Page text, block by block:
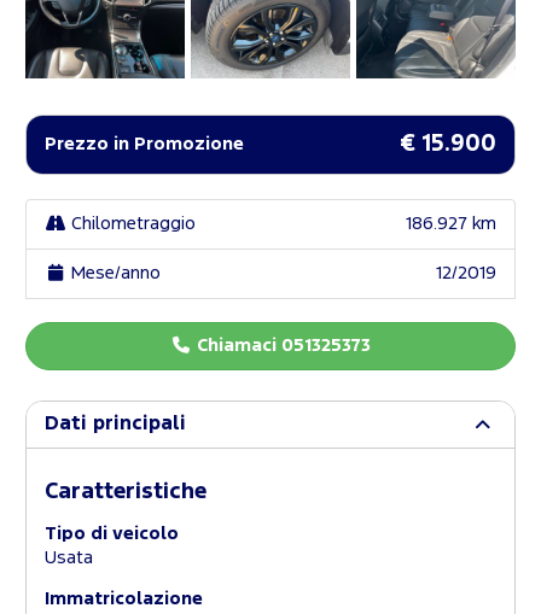
Prezzo in Promozione € 15.900
Chilometraggio 186.927 km
Mese/anno 12/2019
Chiamaci 051325373
Dati principali
Caratteristiche
Tipo di veicolo
Usata
Immatricolazione